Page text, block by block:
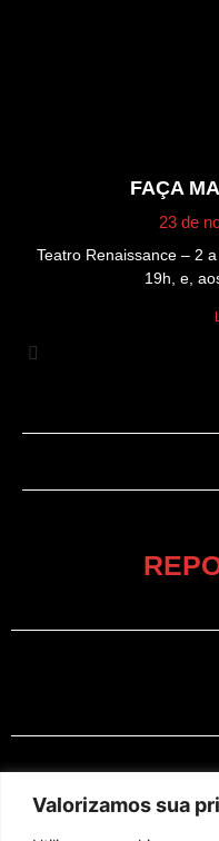
Valorizamos sua
FAÇA
23 de
Teatro Renaissance – 2
19h, e,
EM